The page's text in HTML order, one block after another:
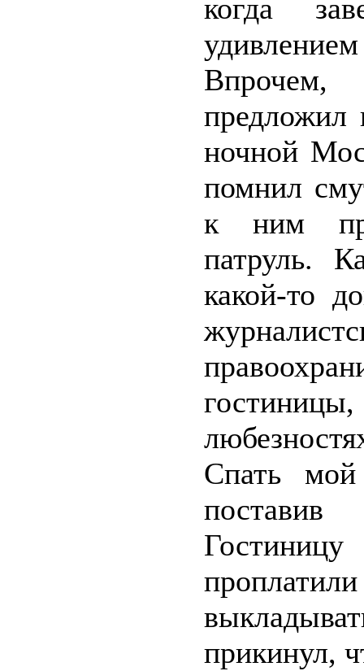
когда
предложил
ночной
помнил
к ним
патруль.
какой-то
Спать
поставив
прикинул,